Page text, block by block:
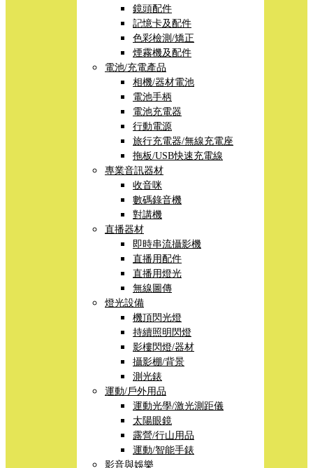
鏡頭配件
記憶卡及配件
色彩檢測/矯正
煙霧機及配件
電池/充電產品
相機/器材電池
電池手柄
電池充電器
行動電源
旅行充電器/無線充電座
拖板/USB快速充電線
專業音訊器材
收音咪
數碼錄音機
對講機
直播器材
即時串流攝影機
直播用配件
直播用燈光
無線圖傳
燈光設備
機頂閃光燈
持續照明閃燈
影樓閃燈/器材
攝影棚/背景
測光錶
運動/戶外用品
運動光學/激光測距儀
太陽眼鏡
露營/行山用品
運動/智能手錶
影音與娛樂